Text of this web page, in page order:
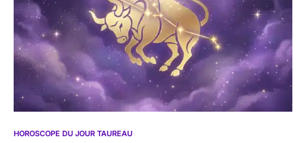
HOROSCOPE DU JOUR TAUREAU